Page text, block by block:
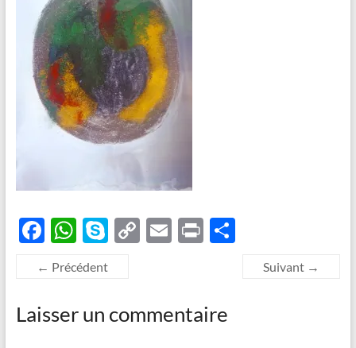
F
ac
e
b
o
W
h
at
s
A
S
y
p
e
C
y
Li
E P P
← Précédent Suivant →
Laisser un commentaire